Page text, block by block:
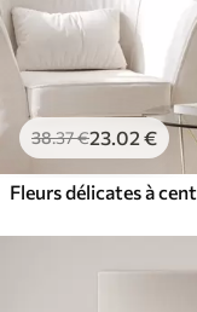
38.37€23.02 €